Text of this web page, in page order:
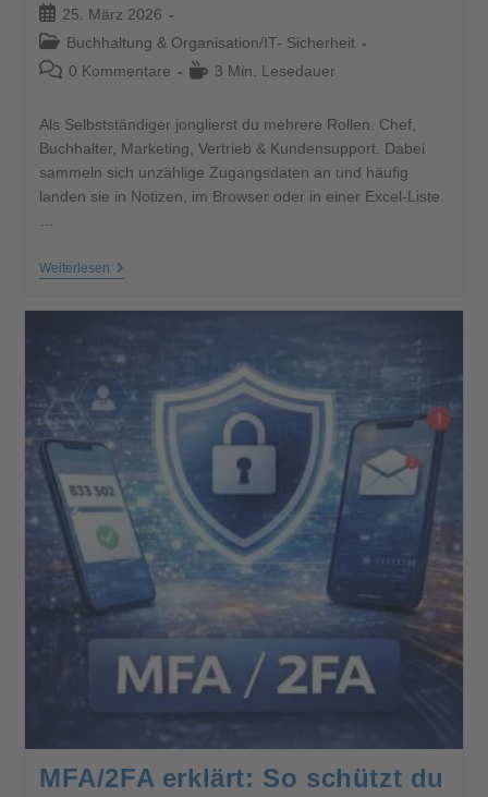
25. März 2026
Buchhaltung & Organisation/IT- Sicherheit
0 Kommentare
3 Min. Lesedauer
Als Selbstständiger jonglierst du mehrere Rollen. Chef,
Buchhalter, Marketing, Vertrieb & Kundensupport. Dabei
sammeln sich unzählige Zugangsdaten an und häufig
landen sie in Notizen, im Browser oder in einer Excel-Liste.
…
Weiterlesen
MFA/2FA erklärt: So schützt du